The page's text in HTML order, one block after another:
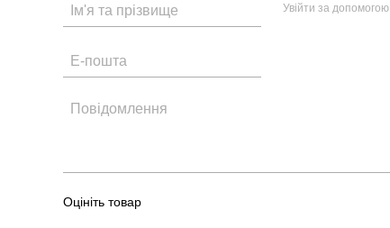
Увійти за допомогою
Оцініть товар